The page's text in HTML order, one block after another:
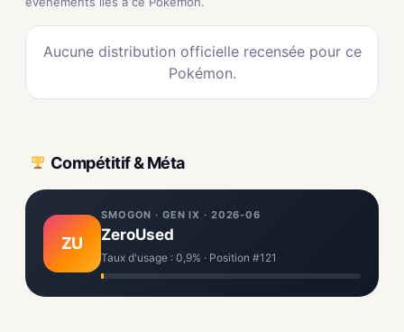
Aucune distribution officielle recensée pour ce
Pokémon.
Compétitif & Méta
ZU
SMOGON · GEN IX · 2026-06
ZeroUsed
Taux d'usage : 0,9% · Position #121